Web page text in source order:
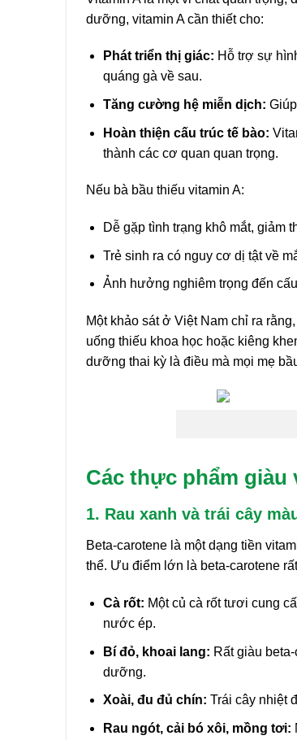
dưỡng, vitamin A cần thiết cho:
Phát triển thị giác: Hỗ trợ sự
quáng gà về sau.
Tăng cường hệ miễn dịch:
Hoàn thiện cấu trúc tế bào:
thành các cơ quan quan trọng.
Nếu bà bầu thiếu vitamin A:
Dễ gặp tình trạng khô mắt, giảm
Trẻ sinh ra có nguy cơ dị tật về
Ảnh hưởng nghiêm trọng đến
Một khảo sát ở Việt Nam chỉ ra
uống thiếu khoa học hoặc kiêng
dưỡng thai kỳ là điều mà mọi mẹ
Các thực phẩm giàu
1. Rau xanh và trái cây
Beta-carotene là một dạng tiền
thể. Ưu điểm lớn là beta-carotene
Cà rốt: Một củ cà rốt tươi cung
nước ép.
Bí đỏ, khoai lang: Rất giàu
dưỡng.
Xoài, đu đủ chín: Trái cây nhiệt
Rau ngót, cải bó xôi, mồng tơi: